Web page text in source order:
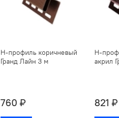
Н-профиль коричневый
Гранд Лайн 3 м
760 ₽
Н-
акрил
821 ₽